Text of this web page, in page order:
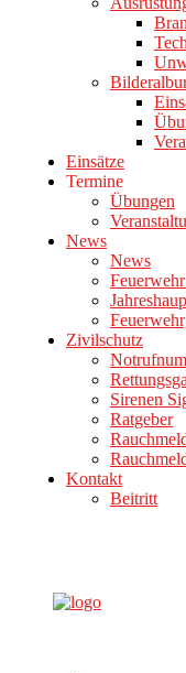
Einsätze
Termine
Übungen
News
News
Zivilschutz
Sirenen
Ratgeber
Kontakt
Beitritt